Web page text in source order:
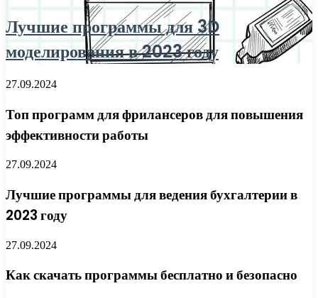
Лучшие программы для 3D
моделирования в 2023 году
27.09.2024
Топ программ для фрилансеров для повышения
эффективности работы
27.09.2024
Лучшие программы для ведения бухгалтерии в
2023 году
27.09.2024
Как скачать программы бесплатно и безопасно